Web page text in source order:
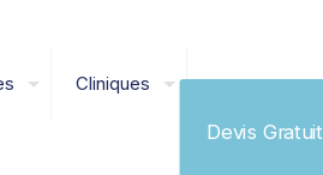
Cliniques
Devis Gratuit